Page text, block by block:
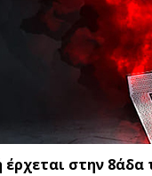
στην 8άδα